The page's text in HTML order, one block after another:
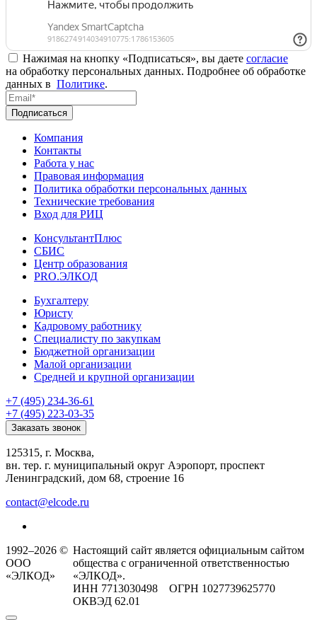
Нажимая на кнопку «Подписаться», вы даете согласие
на обработку персональных данных. Подробнее об обработке
данных в Политике.
Подписаться
Компания
Контакты
Работа у нас
Правовая информация
Политика обработки персональных данных
Технические требования
Вход для РИЦ
КонсультантПлюс
СБИС
Центр образования
PRO.ЭЛКОД
Бухгалтеру
Юристу
Кадровому работнику
Специалисту по закупкам
Бюджетной организации
Малой организации
Средней и крупной организации
+7 (495) 234-36-61
+7 (495) 223-03-35
Заказать звонок
125315, г. Москва,
вн. тер. г. муниципальный округ Аэропорт, проспект
Ленинградский, дом 68, строение 16
contact@elcode.ru
1992–2026 ©
ООО
«ЭЛКОД»
Настоящий сайт является официальным сайтом
общества с ограниченной ответственностью
«ЭЛКОД».
ИНН 7713030498 ОГРН 1027739625770
ОКВЭД 62.01